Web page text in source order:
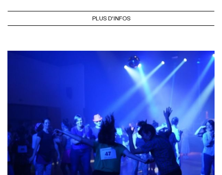
PLUS D'INFOS